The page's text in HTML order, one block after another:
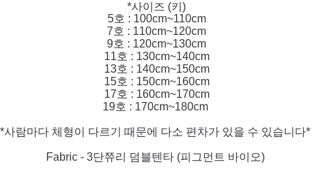
*사이즈 (키)
5호 : 100cm~110cm
7호 : 110cm~120cm
9호 : 120cm~130cm
11호 : 130cm~140cm
13호 : 140cm~150cm
15호 : 150cm~160cm
17호 : 160cm~170cm
19호 : 170cm~180cm
*사람마다 체형이 다르기 때문에 다소 편차가 있을 수 있습니다*
Fabric - 3단쮸리 덤블텐타 (피그먼트 바이오)